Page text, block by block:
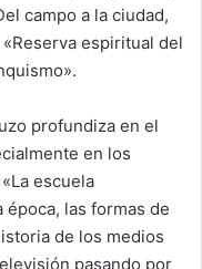
campo a la ciudad,
espiritual del
profundiza en el
en los
escuela
las formas de
de los medios
pasando por